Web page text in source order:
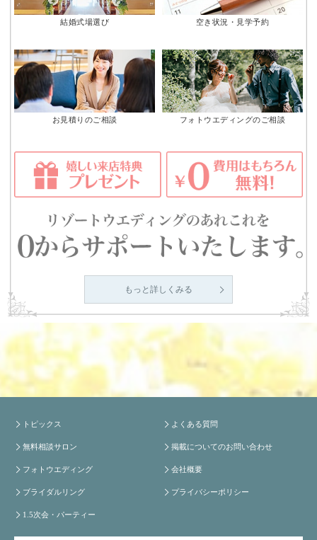
結婚式場選び 空き状況・見学予約
お見積りのご相談 フォトウエディングのご相談
もっと詳しくみる
トピックス
無料相談サロン
フォトウエディング
ブライダルリング
1.5次会・パーティー
よくある質問
掲載についてのお問い合わせ
会社概要
プライバシーポリシー